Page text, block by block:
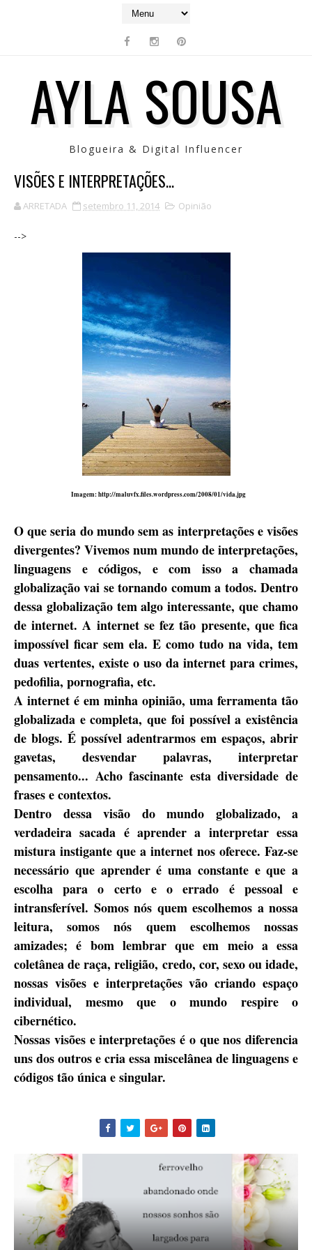
AYLA SOUSA
Blogueira & Digital Influencer
VISÕES E INTERPRETAÇÕES...
ARRETADA setembro 11, 2014 Opinião
-->
Imagem: http://maluvfx.files.wordpress.com/2008/01/vida.jpg
O que seria do mundo sem as interpretações e visões
divergentes? Vivemos num mundo de interpretações,
linguagens e códigos, e com isso a chamada
globalização vai se tornando comum a todos. Dentro
dessa globalização tem algo interessante, que chamo
de internet. A internet se fez tão presente, que fica
impossível ficar sem ela. E como tudo na vida, tem
duas vertentes, existe o uso da internet para crimes,
pedofilia, pornografia, etc.
A internet é em minha opinião, uma ferramenta tão
globalizada e completa, que foi possível a existência
de blogs. É possível adentrarmos em espaços, abrir
gavetas, desvendar palavras, interpretar
pensamento... Acho fascinante esta diversidade de
frases e contextos.
Dentro dessa visão do mundo globalizado, a
verdadeira sacada é aprender a interpretar essa
mistura instigante que a internet nos oferece. Faz-se
necessário que aprender é uma constante e que a
escolha para o certo e o errado é pessoal e
intransferível. Somos nós quem escolhemos a nossa
leitura, somos nós quem escolhemos nossas
amizades; é bom lembrar que em meio a essa
coletânea de raça, religião, credo, cor, sexo ou idade,
nossas visões e interpretações vão criando espaço
individual, mesmo que o mundo respire o
cibernético.
Nossas visões e interpretações é o que nos diferencia
uns dos outros e cria essa miscelânea de linguagens e
códigos tão única e singular.